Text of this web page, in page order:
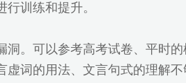
训练和提升。
。可以参考高考试卷、平时
词的用法、文言句式的理解